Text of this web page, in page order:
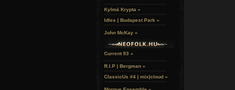
Kylmä Krypta »
Idles | Budapest Park »
John McKay »
Current 93 »
R.I.P | Bergman »
ClassicUs #4 | mix|cloud »